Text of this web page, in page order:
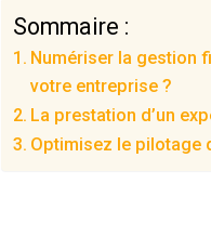
Sommaire :
Numériser la gestion
votre entreprise ?
La prestation d’un
Optimisez le pilotage